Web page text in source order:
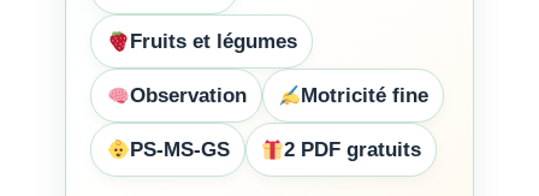
Fruits et légumes
Observation Motricité fine
PS-MS-GS 2 PDF gratuits